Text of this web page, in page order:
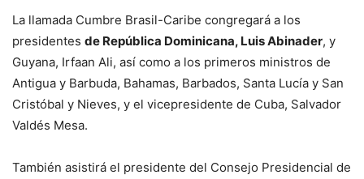
La llamada Cumbre Brasil-Caribe congregará a los
presidentes de República Dominicana, Luis Abinader, y
Guyana, Irfaan Ali, así como a los primeros ministros de
Antigua y Barbuda, Bahamas, Barbados, Santa Lucía y San
Cristóbal y Nieves, y el vicepresidente de Cuba, Salvador
Valdés Mesa.
También asistirá el presidente del Consejo Presidencial de